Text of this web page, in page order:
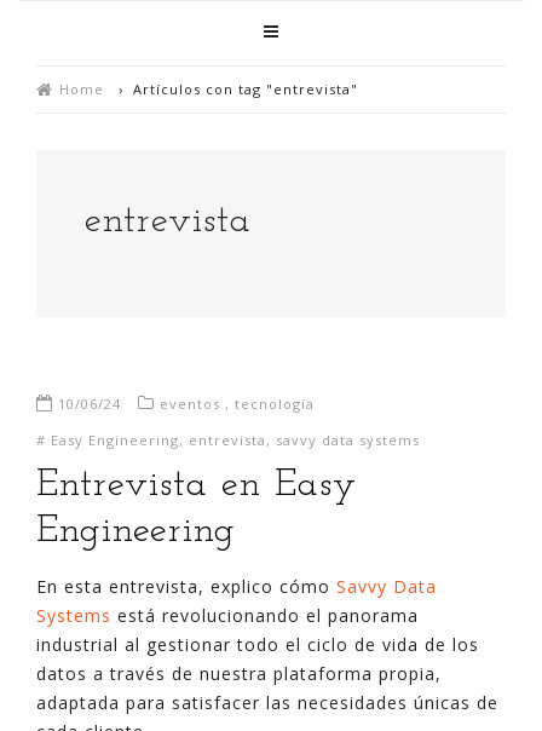
Home › Artículos con tag "entrevista"
entrevista
10/06/24 eventos , tecnología
# Easy Engineering, entrevista , savvy data systems
Entrevista en Easy
Engineering
En esta entrevista, explico cómo Savvy Data
Systems está revolucionando el panorama
industrial al gestionar todo el ciclo de vida de los
datos a través de nuestra plataforma propia,
adaptada para satisfacer las necesidades únicas de